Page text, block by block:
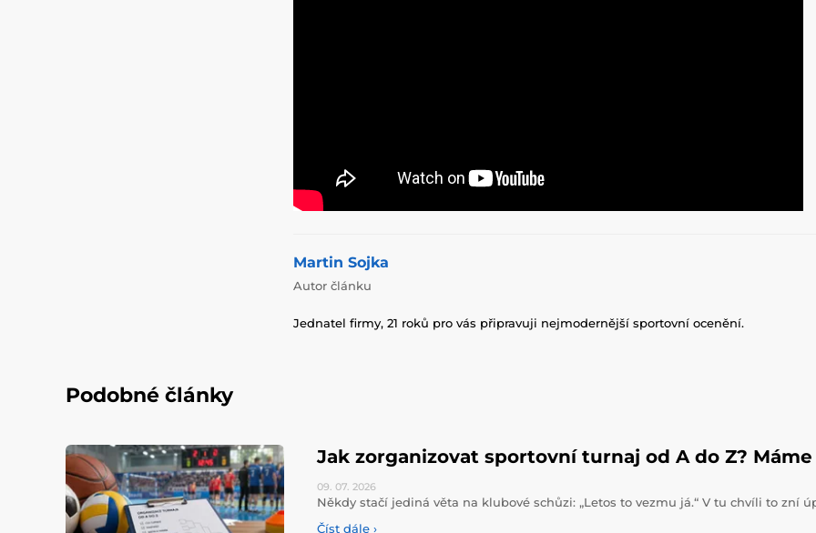
Martin Sojka
Autor článku
Jednatel firmy, 21 roků pro vás připravuji nejmodernější sportovní ocenění.
Podobné články
Jak zorganizovat sportovní turnaj od A do Z?
09. 07. 2026
Někdy stačí jediná věta na klubové schůzi: „Letos to vezmu já.“ V tu chvíli to zní
Číst dále ›